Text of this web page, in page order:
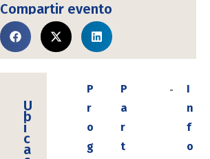
U
b
i
c
a
P
r
o
g
P
a
r
t
I
n
f
o
Compartir evento